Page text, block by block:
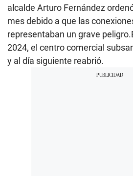
alcalde Arturo Fernández
mes debido a que las
representaban un grave
2024, el centro comercial
y al día siguiente reabrió.